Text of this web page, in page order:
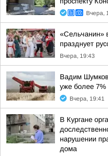
Вчера,
«Сельчанин»
празднует
Вчера, 19:43
Вадим
уже более
Вчера, 19:41
В Кургане
нарушении
дома